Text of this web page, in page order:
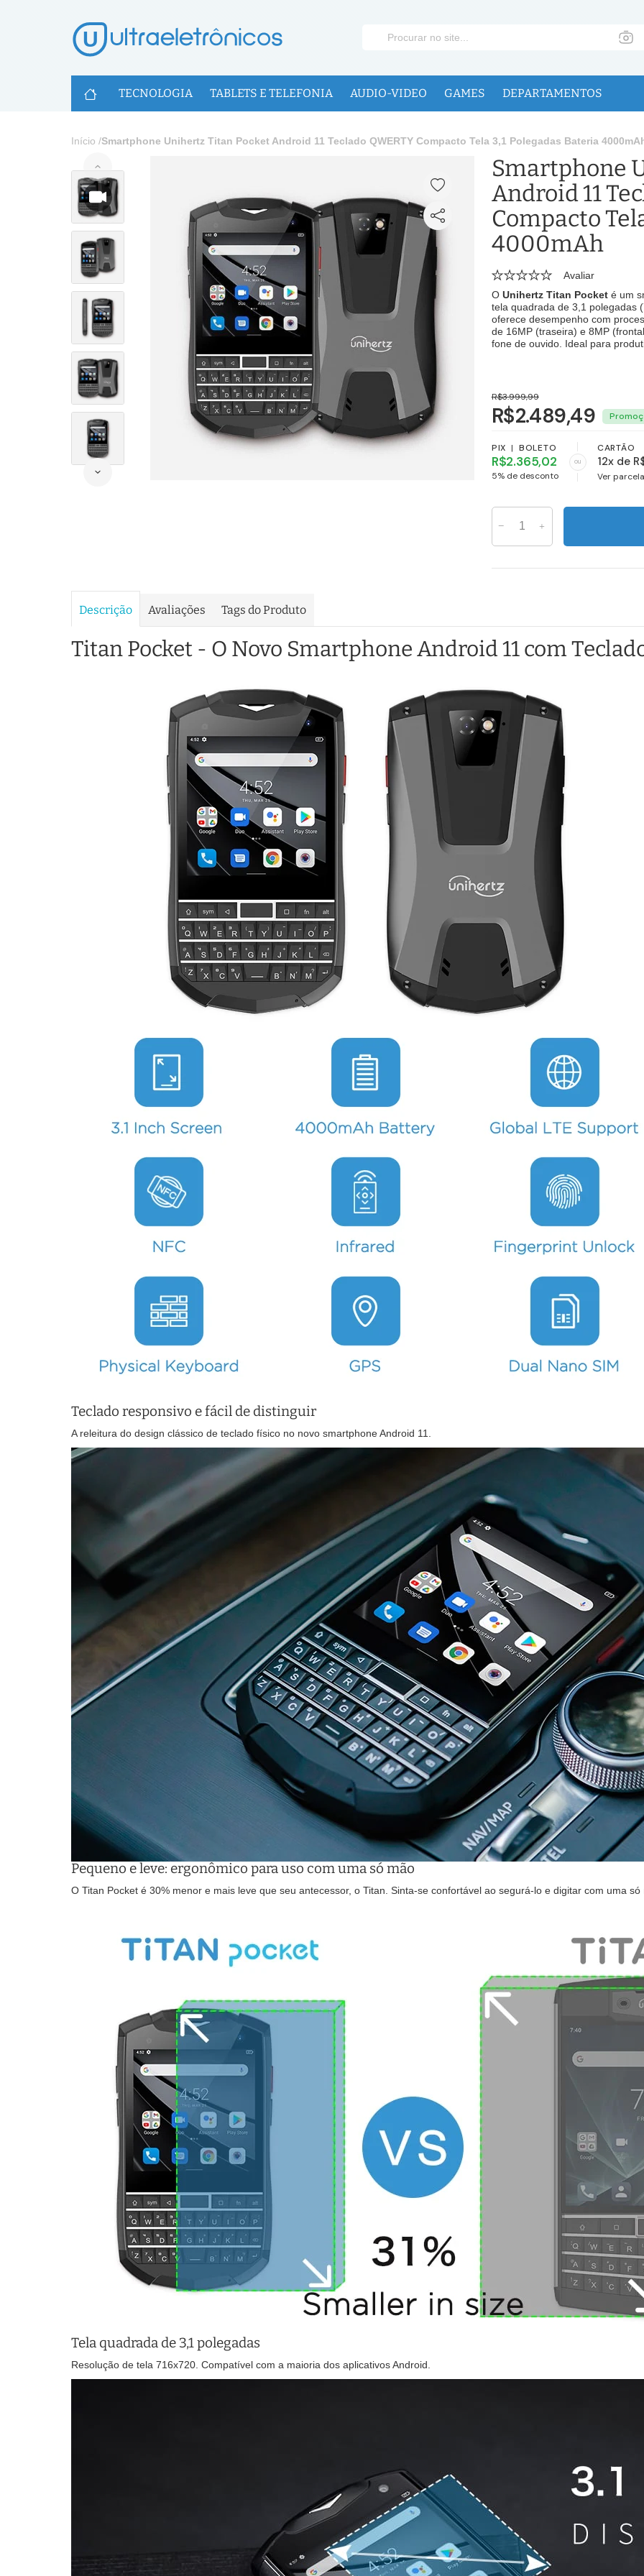
U
TECNOLOGIA TABLETS E TELEFONIA AUDIO-VIDEO GAMES DEPARTAMENTOS
Início /Smartphone Unihertz Titan Pocket Android 11 Teclado QWERTY Compacto Tela 3,1 Polegadas Bateria
Smartphone
Android 11
Compacto
4000mAh
Avaliar
O Unihertz Titan Pocketé um
tela quadrada de 3,1 polegadas
oferece desempenho com
de 16MP (traseira) e 8MP
fone de ouvido. Ideal para
R$3.999,99
R$2.489,49
PIX | BOLETO
R$2.365,02
5% de desconto
ou
CARTÃO
12x de
Ver
Descrição Avaliações Tags do Produto
Titan Pocket - O Novo Smartphone Android 11 com
Teclado responsivo e fácil de distinguir
A releitura do design clássico de teclado físico no novo smartphone Android 11.
Pequeno e leve: ergonômico para uso com uma só mão
O Titan Pocket é 30% menor e mais leve que seu antecessor, o Titan. Sinta-se confortável ao segurá-lo e digitar com uma só
Tela quadrada de 3,1 polegadas
Resolução de tela 716x720. Compatível com a maioria dos aplicativos Android.